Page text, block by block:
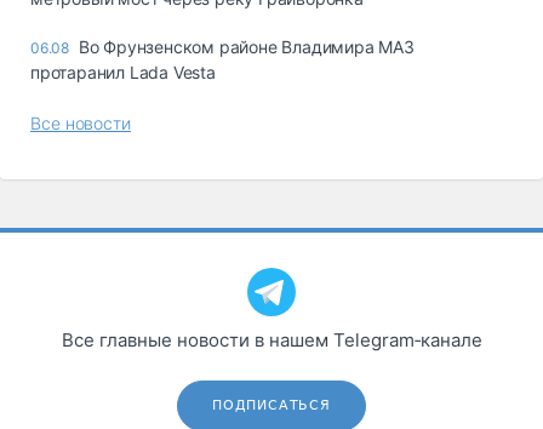
06.08 Во Фрунзенском районе Владимира МАЗ
протаранил Lada Vesta
Все новости
Все главные новости в нашем Telegram‑канале
ПОДПИСАТЬСЯ